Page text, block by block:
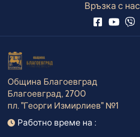
Връзка с нас
Община Благоевград
Благоевград, 2700
пл. "Георги Измирлиев" №1
Работно време
Работно време на :